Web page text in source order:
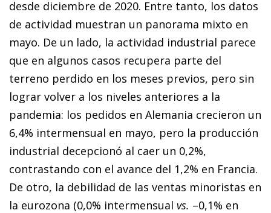
desde diciembre de 2020. Entre tanto, los datos
de actividad muestran un panorama mixto en
mayo. De un lado, la actividad industrial parece
que en algunos casos recupera parte del
terreno perdido en los meses previos, pero sin
lograr volver a los niveles anteriores a la
pandemia: los pedidos en Alemania crecieron un
6,4% intermensual en mayo, pero la producción
industrial decepcionó al caer un 0,2%,
contrastando con el avance del 1,2% en Francia.
De otro, la debilidad de las ventas minoristas en
la eurozona (0,0% intermensual vs. –0,1% en